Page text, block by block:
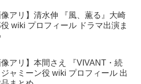
像アリ】清水伸 『風、薫る』大崎
wiki プロフィール ドラマ出演ま
像アリ】本間さえ 『VIVANT・続
ャミーン役 wiki プロフィール 出